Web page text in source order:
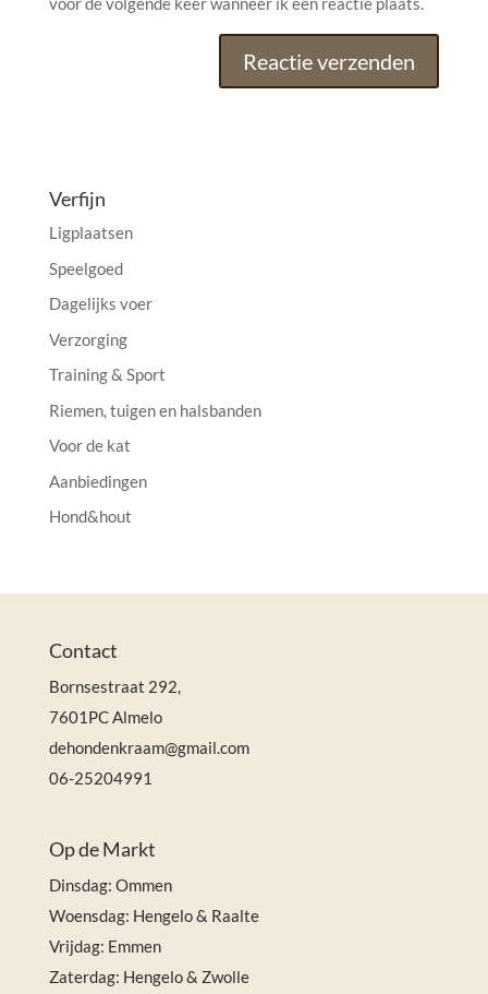
r
n
a
v
e
:
Verfijn
Ligplaatsen
Speelgoed
Dagelijks voer
Verzorging
Training & Sport
Riemen, tuigen en halsbanden
Voor de kat
Aanbiedingen
Hond&hout
Contact
Bornsestraat 292,
7601PC Almelo
dehondenkraam@gmail.com
06-25204991
Op de Markt
Dinsdag: Ommen
Woensdag: Hengelo & Raalte
Vrijdag: Emmen
Zaterdag: Hengelo & Zwolle